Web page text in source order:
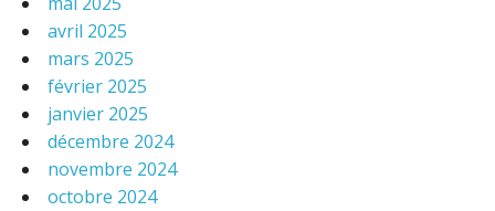
avril 2025
mars 2025
février 2025
janvier 2025
décembre 2024
novembre 2024
octobre 2024